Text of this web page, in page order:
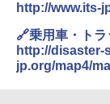
http://www.its-
🔗乗用車・ト
http://disaster-
jp.org/map4/